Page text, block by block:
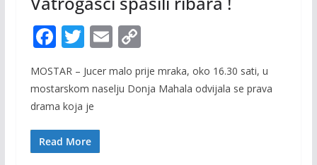
F
e
b
o
o
T
itt
er
E
m
ai
l
C
p
y
MOSTAR – Jucer malo prije mraka, oko 16.30 sati, u
mostarskom naselju Donja Mahala odvijala se prava
drama koja je
Read More